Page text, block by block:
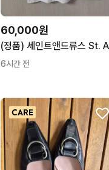
60,000원
6시간 전